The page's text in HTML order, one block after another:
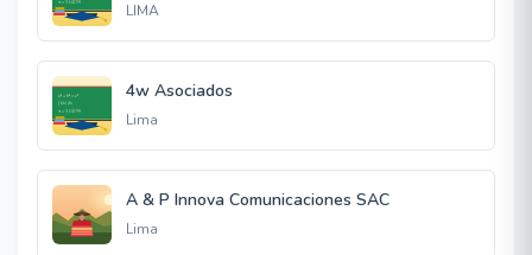
LIMA
4w Asociados
Lima
A & P Innova Comunicaciones SAC
Lima